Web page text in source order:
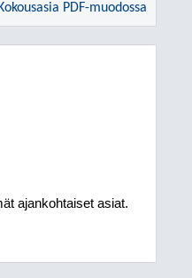
Kokousasia PDF-muodossa
ajankohtaiset asiat.